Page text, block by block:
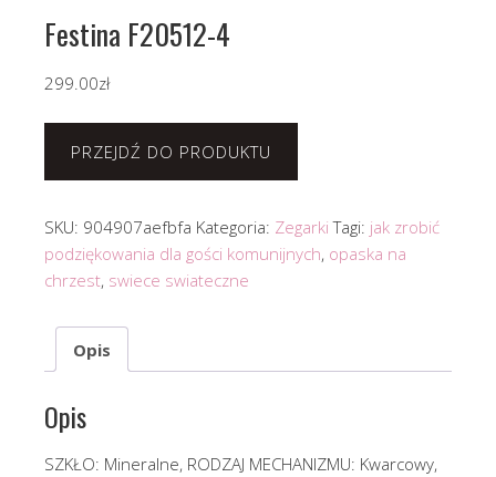
Festina F20512-4
299.00zł
PRZEJDŹ DO PRODUKTU
SKU: 904907aefbfa Kategoria: Zegarki Tagi: jak zrobić
podziękowania dla gości komunijnych, opaska na
chrzest, swiece swiateczne
Opis
Opis
SZKŁO: Mineralne, RODZAJ MECHANIZMU: Kwarcowy,